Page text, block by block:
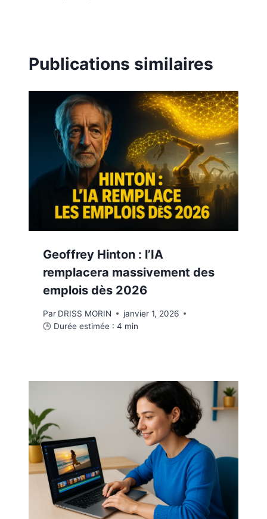
Publications similaires
Geoffrey Hinton : l’IA
remplacera massivement des
emplois dès 2026
Par DRISS MORIN
janvier 1, 2026
🕒 Durée estimée : 4 min